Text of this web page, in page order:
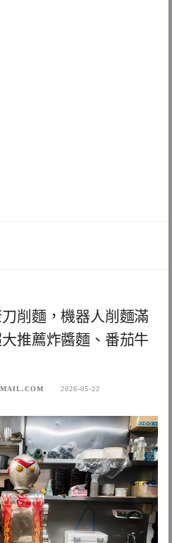
刀削麵，機器人削麵滿
推薦炸醬麵、番茄牛
2026-05-22